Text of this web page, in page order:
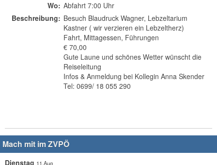
Wo: Abfahrt 7:00 Uhr
Beschreibung: Besuch Blaudruck Wagner, Lebzeltarium
Kastner ( wir verzieren ein Lebzeltherz)
Fahrt, Mittagessen, Führungen
€ 70,00
Gute Laune und schönes Wetter wünscht die
Reiseleitung
Infos & Anmeldung bei Kollegin Anna Skender
Tel: 0699/ 18 055 290
Mach mit im ZVPÖ
Dienstag 11.Aug